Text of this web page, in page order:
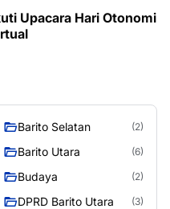
Upacara Hari Otonomi
Barito Selatan (2)
Barito Utara (6)
Budaya (2)
DPRD Barito Utara (3)